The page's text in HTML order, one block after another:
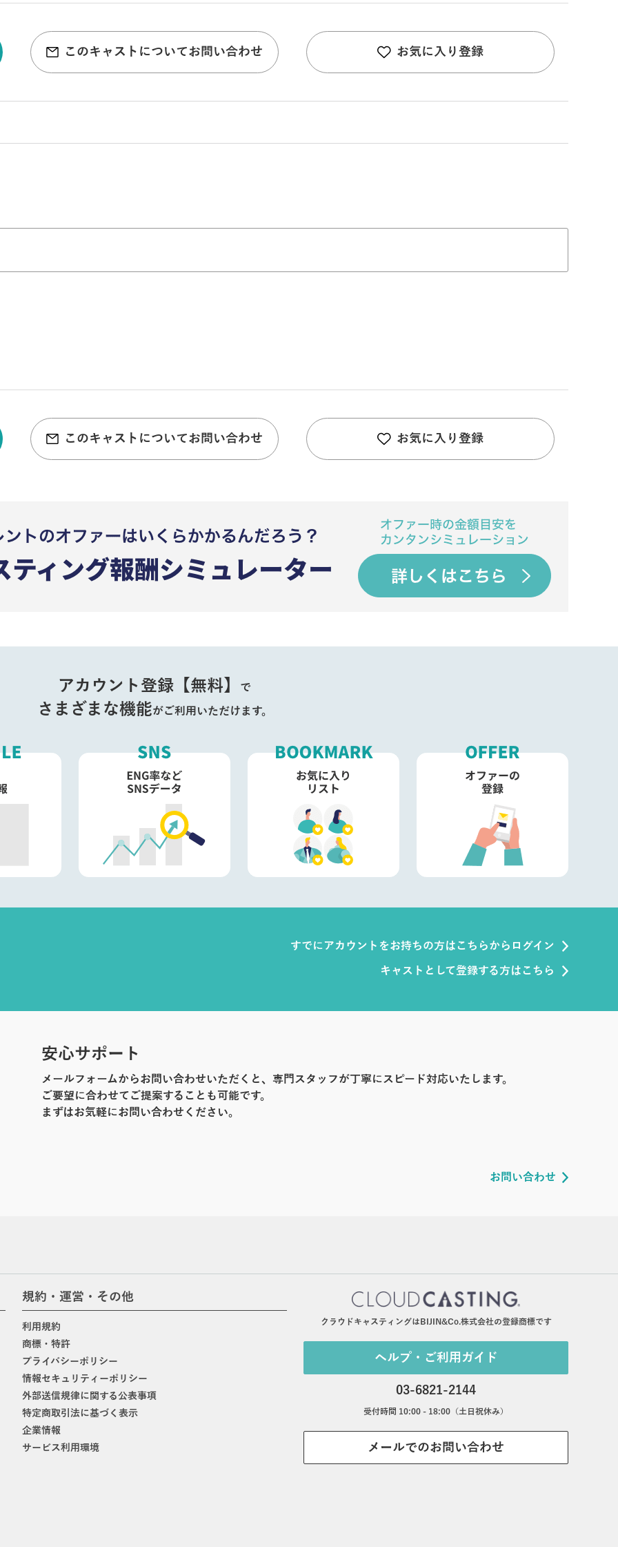
このキャストについてお問い合わせ お気に入り登録
このキャストについてお問い合わせ お気に入り登録
アカウント登録【無料】 で
さまざまな機能がご利用いただけます。
すでにアカウントをお持ちの方はこちらからログイン
キャストとして登録する方はこちら
安心サポート
メールフォームからお問い合わせいただくと、専門スタッフが丁寧にスピード対応いたします。
ご要望に合わせてご提案することも可能です。
まずはお気軽にお問い合わせください。
お問い合わせ
規約・運営・その他
利用規約
商標・特許
プライバシーポリシー
情報セキュリティーポリシー
外部送信規律に関する公表事項
特定商取引法に基づく表示
企業情報
サービス利用環境
クラウドキャスティングはBIJIN&Co.株式会社の登録商標です
ヘルプ・ご利用ガイド
03-6821-2144
受付時間 10:00 - 18:00（土日祝休み）
メールでのお問い合わせ